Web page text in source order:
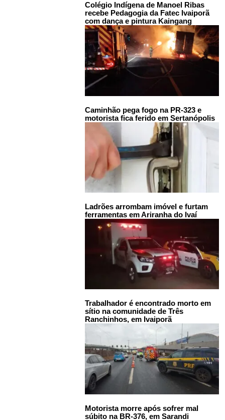
Colégio Indígena de Manoel Ribas
recebe Pedagogia da Fatec Ivaiporã
com dança e pintura Kaingang
Caminhão pega fogo na PR-323 e
motorista fica ferido em Sertanópolis
Ladrões arrombam imóvel e furtam
ferramentas em Ariranha do Ivaí
Trabalhador é encontrado morto em
sítio na comunidade de Três
Ranchinhos, em Ivaiporã
Motorista morre após sofrer mal
súbito na BR-376, em Sarandi